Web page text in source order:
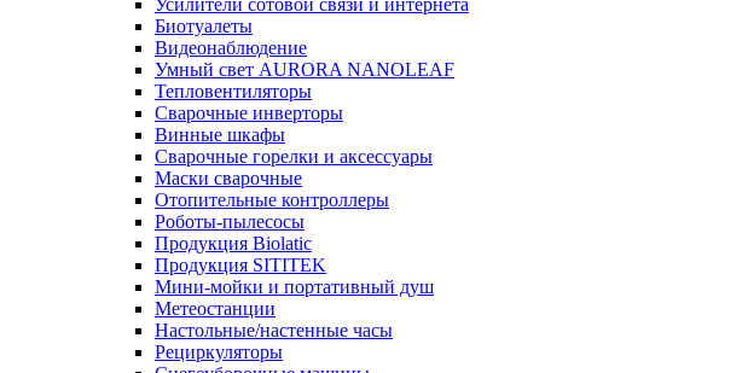
Усилители сотовой связи и интернета
Биотуалеты
Видеонаблюдение
Умный свет AURORA NANOLEAF
Тепловентиляторы
Сварочные инверторы
Винные шкафы
Сварочные горелки и аксессуары
Маски сварочные
Отопительные контроллеры
Роботы-пылесосы
Продукция Biolatic
Продукция SITITEK
Мини-мойки и портативный душ
Метеостанции
Настольные/настенные часы
Рециркуляторы